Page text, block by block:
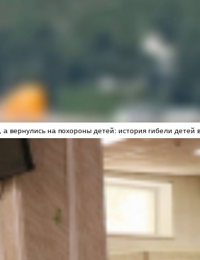
вернулись на похороны детей: история гибели детей